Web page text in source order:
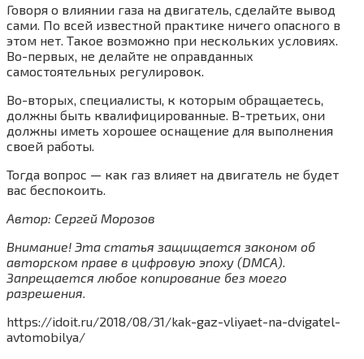
Говоря о влиянии газа на двигатель, сделайте вывод
сами. По всей известной практике ничего опасного в
этом нет. Такое возможно при нескольких условиях.
Во-первых, не делайте не оправданных
самостоятельных регулировок.
Во-вторых, специалисты, к которым обращаетесь,
должны быть квалифицированные. В-третьих, они
должны иметь хорошее оснащение для выполнения
своей работы.
Тогда вопрос — как газ влияет на двигатель не будет
вас беспокоить.
Автор: Сергей Морозов
Внимание! Эта статья защищается законом об
авторском праве в цифровую эпоху (DMCA).
Запрещается любое копирование без моего
разрешения.
https://idoit.ru/2018/08/31/kak-gaz-vliyaet-na-dvigatel-
avtomobilya/